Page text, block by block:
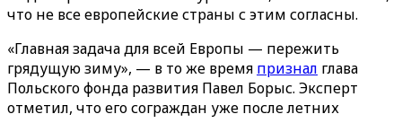
что не все европейские страны с этим согласны.
«Главная задача для всей Европы — пережить
грядущую зиму», — в то же время признал глава
Польского фонда развития Павел Борыс. Эксперт
отметил, что его сограждан уже после летних